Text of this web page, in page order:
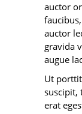
auctor
auctor
gravida
augue
Ut
suscipit,
erat